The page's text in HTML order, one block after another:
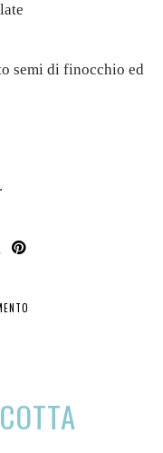
semi di finocchio ed